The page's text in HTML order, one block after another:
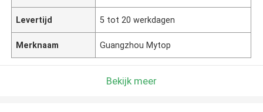
Levertijd 5 tot 20 werkdagen
Merknaam Guangzhou Mytop
Bekijk meer